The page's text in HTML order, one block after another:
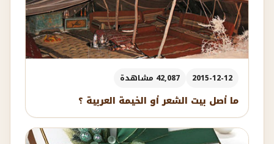
2015-12-12 42,087 مشاهدة
ما أصل بيت الشعر أو الخيمة العربية ؟